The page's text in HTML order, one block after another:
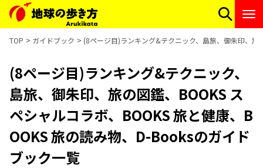
TOP ガイドブック (8ページ目)ランキング&テクニック、島旅、御朱印、
(8ページ目)ランキング&テクニック、
島旅、御朱印、旅の図鑑、BOOKS ス
ペシャルコラボ、BOOKS 旅と健康、B
OOKS 旅の読み物、D-Booksのガイド
ブック一覧